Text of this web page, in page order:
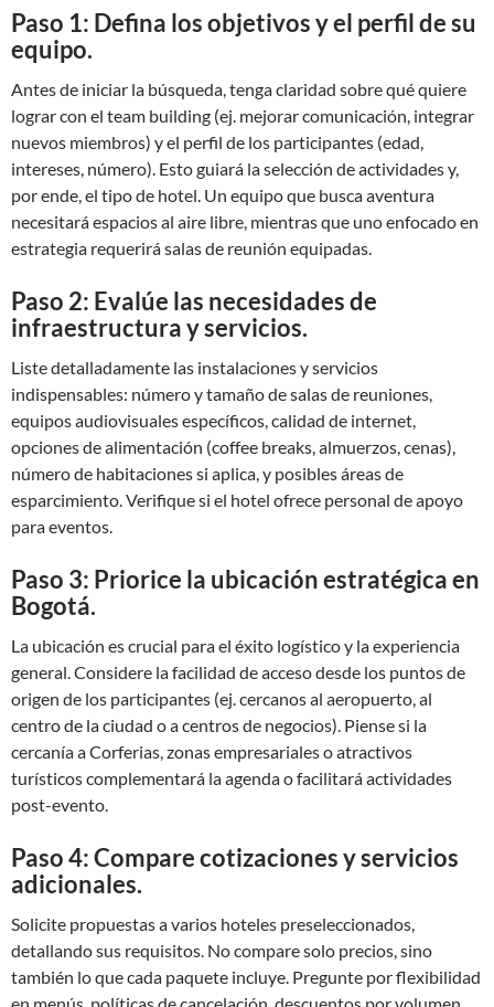
Paso 1: Defina los objetivos y el perfil de su
equipo.
Antes de iniciar la búsqueda, tenga claridad sobre qué quiere
lograr con el team building (ej. mejorar comunicación, integrar
nuevos miembros) y el perfil de los participantes (edad,
intereses, número). Esto guiará la selección de actividades y,
por ende, el tipo de hotel. Un equipo que busca aventura
necesitará espacios al aire libre, mientras que uno enfocado en
estrategia requerirá salas de reunión equipadas.
Paso 2: Evalúe las necesidades de
infraestructura y servicios.
Liste detalladamente las instalaciones y servicios
indispensables: número y tamaño de salas de reuniones,
equipos audiovisuales específicos, calidad de internet,
opciones de alimentación (coffee breaks, almuerzos, cenas),
número de habitaciones si aplica, y posibles áreas de
esparcimiento. Verifique si el hotel ofrece personal de apoyo
para eventos.
Paso 3: Priorice la ubicación estratégica en
Bogotá.
La ubicación es crucial para el éxito logístico y la experiencia
general. Considere la facilidad de acceso desde los puntos de
origen de los participantes (ej. cercanos al aeropuerto, al
centro de la ciudad o a centros de negocios). Piense si la
cercanía a Corferias, zonas empresariales o atractivos
turísticos complementará la agenda o facilitará actividades
post-evento.
Paso 4: Compare cotizaciones y servicios
adicionales.
Solicite propuestas a varios hoteles preseleccionados,
detallando sus requisitos. No compare solo precios, sino
también lo que cada paquete incluye. Pregunte por flexibilidad